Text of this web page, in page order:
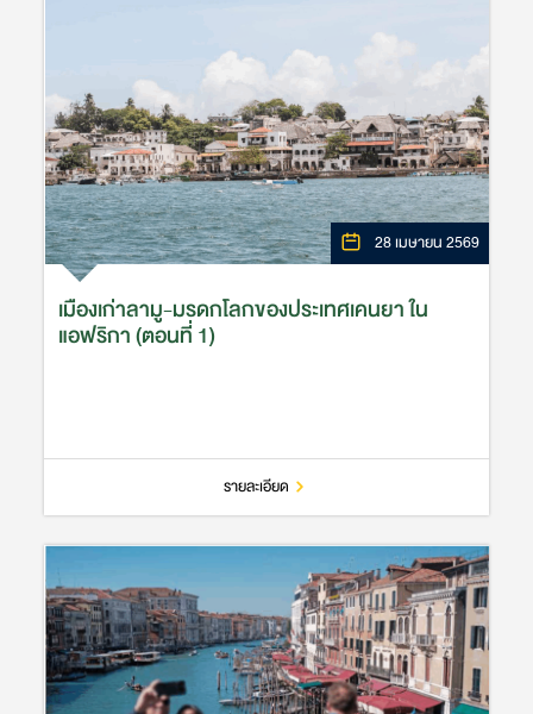
28 เมษายน 2569
เมืองเก่าลามู-มรดกโลกของประเทศเคนยา ใน
แอฟริกา (ตอนที่ 1)
รายละเอียด